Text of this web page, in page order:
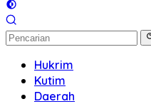
Hukrim
Kutim
Daerah